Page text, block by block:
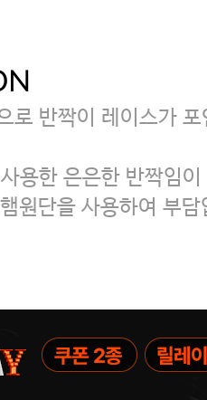
로 반짝이 레이스가
용한 은은한 반짝임
원단을 사용하여 부담